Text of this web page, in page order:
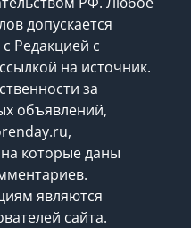
допускается
Редакцией с
на источник.
за
объявлений,
которые даны
являются
сайта.